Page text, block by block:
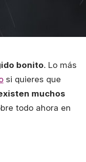
bonito. Lo más
si quieres que
muchos
todo ahora en